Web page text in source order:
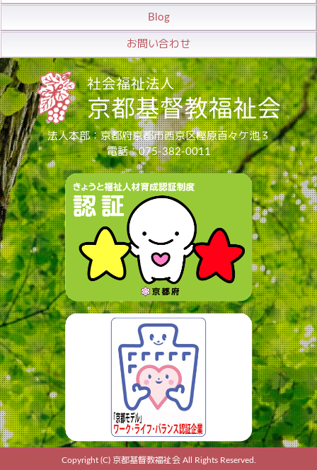
Blog
お問い合わせ
法人本部：京都府京都市西京区樫原百々ケ池３
電話：075-382-0011
Copyright (C) 京都基督教福祉会 All Rights Reserved.